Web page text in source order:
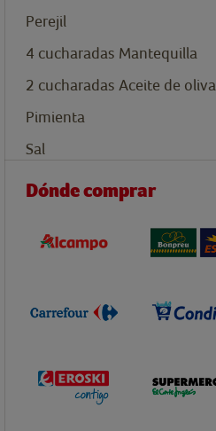
Perejil
4 cucharadas Mantequilla
2 cucharadas Aceite de oliva
Pimienta
Sal
Dónde comprar